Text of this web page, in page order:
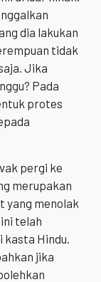
dia lakukan
tidak
Jika
Pada
protes
pergi ke
merupakan
yang menolak
telah
Hindu.
jika